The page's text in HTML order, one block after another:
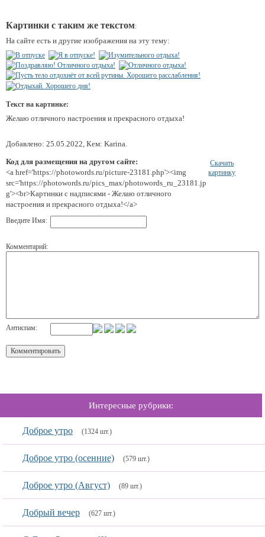
Картинки с таким же текстом:
На сайте есть и другие изображения на эту тему:
Текст на картинке:
Желаю отличного настроения и прекрасного отдыха!
Добавлено: 25.05.2022, Кем: Karina.
Код для размещения на другом сайте:
<a href='https://photowords.ru/picture-23181.php'><img
src='https://photowords.ru/pics_max/photowords_ru_23181.jp
g'><br>Картинки с надписями - Желаю отличного
настроения и прекрасного отдыха!</a>
Скачать
картинку
Введите Имя:
Комментарий:
Антиспам:
Интересные рубрики:
Доброе утро (1324 шт.)
Доброе утро (осенние) (579 шт.)
Доброе утро (Август) (89 шт.)
Добрый вечер (627 шт.)